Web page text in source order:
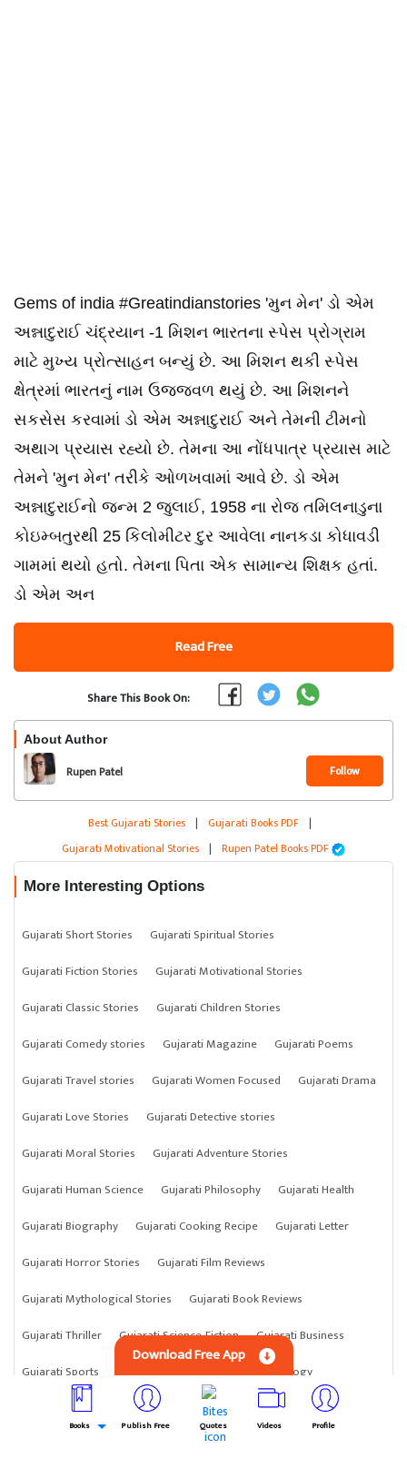
Gems of india #Greatindianstories 'મુન મેન' ડો એમ
અન્નાદુરાઈ ચંદ્રયાન -1 મિશન ભારતના સ્પેસ પ્રોગ્રામ
માટે મુખ્ય પ્રોત્સાહન બન્યું છે. આ મિશન થકી સ્પેસ
ક્ષેત્રમાં ભારતનું નામ ઉજજવળ થયું છે. આ મિશનને
સકસેસ કરવામાં ડો એમ અન્નાદુરાઈ અને તેમની ટીમનો
અથાગ પ્રયાસ રહ્યો છે. તેમના આ નોંધપાત્ર પ્રયાસ માટે
તેમને 'મુન મેન' તરીકે ઓળખવામાં આવે છે. ડો એમ
અન્નાદુરાઈનો જન્મ 2 જુલાઈ, 1958 ના રોજ તમિલનાડુના
કોઇમ્બતુરથી 25 કિલોમીટર દુર આવેલા નાનકડા કોધાવડી
ગામમાં થયો હતો. તેમના પિતા એક સામાન્ય શિક્ષક હતાં.
ડો એમ અન
Read Free
Share This Book On:
About Author
Rupen Patel Follow
Best Gujarati Stories | Gujarati Books PDF |
Gujarati Motivational Stories | Rupen Patel Books PDF
More Interesting Options
Gujarati Short Stories
Gujarati Spiritual Stories
Gujarati Fiction Stories
Gujarati Motivational Stories
Gujarati Classic Stories
Gujarati Children Stories
Gujarati Comedy stories
Gujarati Magazine
Gujarati Poems
Gujarati Travel stories
Gujarati Women Focused
Gujarati Drama
Gujarati Love Stories
Gujarati Detective stories
Gujarati Moral Stories
Gujarati Adventure Stories
Gujarati Human Science
Gujarati Philosophy
Gujarati Health
Gujarati Biography
Gujarati Cooking Recipe
Gujarati Letter
Gujarati Horror Stories
Gujarati Film Reviews
Gujarati Mythological Stories
Gujarati Book Reviews
Gujarati Thriller
Gujarati Science-Fiction
Gujarati Business
Gujarati Sports
Gujarati Animals
Gujarati Astrology
Gujarati Science
Gujarati Anything Gujarati Crime Stories
Download Free App
Books Publish Free Quotes Videos Profile